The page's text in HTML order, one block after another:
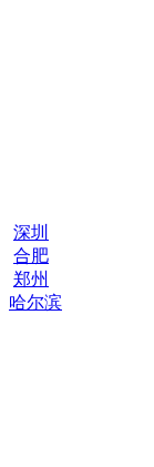
深圳
合肥
郑州
哈尔滨